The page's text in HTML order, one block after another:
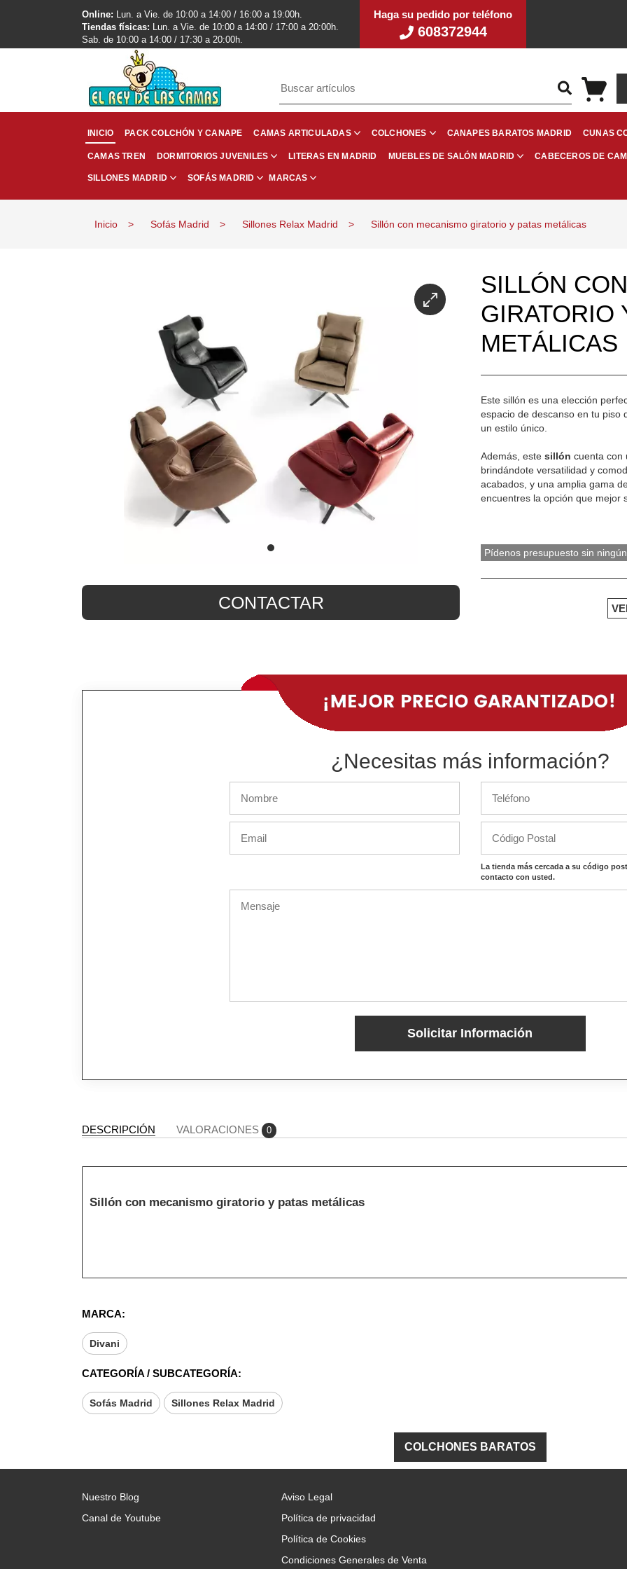
Online: Lun. a Vie. de 10:00 a 14:00 / 16:00 a 19:00h.
Tiendas físicas: Lun. a Vie. de 10:00 a 14:00 / 17:00 a 20:00h.
Sab. de 10:00 a 14:00 / 17:30 a 20:00h.
Haga su pedido por teléfono
608372944
INICIO PACK COLCHÓN Y CANAPE CAMAS ARTICULADAS COLCHONES CANAPES BARATOS MADRID CUNAS
CAMAS TREN DORMITORIOS JUVENILES LITERAS EN MADRID MUEBLES DE SALÓN MADRID CABECEROS DE
SILLONES MADRID SOFÁS MADRID MARCAS
Inicio Sofás Madrid Sillones Relax Madrid Sillón con mecanismo giratorio y patas metálicas
CONTACTAR
SILLÓN
GIRATORIO
METÁLICAS
Este sillón es una elección
espacio de descanso en tu piso
un estilo único.
Además, este sillón cuenta con
brindándote versatilidad y
acabados, y una amplia gama
encuentres la opción que mejor
Pídenos presupuesto sin
¿Necesitas más información?
La tienda más cercada a su código
contacto con usted.
Solicitar Información
DESCRIPCIÓN VALORACIONES 0
Sillón con mecanismo giratorio y patas metálicas
MARCA:
Divani
CATEGORÍA / SUBCATEGORÍA:
Sofás Madrid Sillones Relax Madrid
COLCHONES BARATOS
Nuestro Blog
Canal de Youtube
Aviso Legal
Política de privacidad
Política de Cookies
Condiciones Generales de Venta